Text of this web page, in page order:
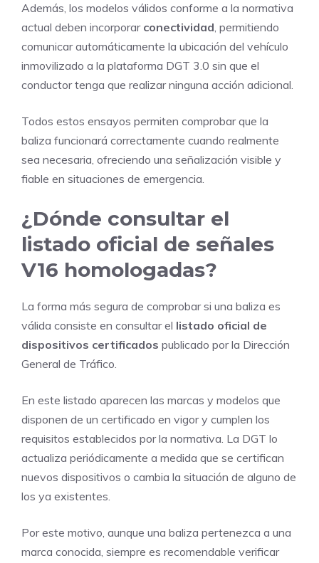
Además, los modelos válidos conforme a la normativa
actual deben incorporar conectividad, permitiendo
comunicar automáticamente la ubicación del vehículo
inmovilizado a la plataforma DGT 3.0 sin que el
conductor tenga que realizar ninguna acción adicional.
Todos estos ensayos permiten comprobar que la
baliza funcionará correctamente cuando realmente
sea necesaria, ofreciendo una señalización visible y
fiable en situaciones de emergencia.
¿Dónde consultar el
listado oficial de señales
V16 homologadas?
La forma más segura de comprobar si una baliza es
válida consiste en consultar el listado oficial de
dispositivos certificados publicado por la Dirección
General de Tráfico.
En este listado aparecen las marcas y modelos que
disponen de un certificado en vigor y cumplen los
requisitos establecidos por la normativa. La DGT lo
actualiza periódicamente a medida que se certifican
nuevos dispositivos o cambia la situación de alguno de
los ya existentes.
Por este motivo, aunque una baliza pertenezca a una
marca conocida, siempre es recomendable verificar